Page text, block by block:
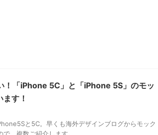
！「iPhone 5C」と「iPhone 5S」のモッ
す！
と5C。早くも海外デザインブログからモック